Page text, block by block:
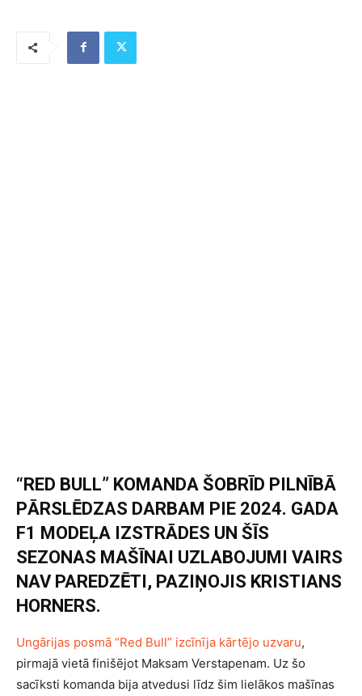
“RED BULL” KOMANDA ŠOBRĪD PILNĪBĀ
PĀRSLĒDZAS DARBAM PIE 2024. GADA
F1 MODEĻA IZSTRĀDES UN ŠĪS
SEZONAS MAŠĪNAI UZLABOJUMI VAIRS
NAV PAREDZĒTI, PAZIŅOJIS KRISTIANS
HORNERS.
Ungārijas posmā “Red Bull” izcīnīja kārtējo uzvaru,
pirmajā vietā finišējot Maksam Verstapenam. Uz šo
sacīksti komanda bija atvedusi līdz šim lielākos mašīnas